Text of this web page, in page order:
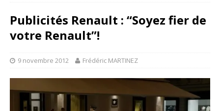
Publicités Renault : “Soyez fier de
votre Renault”!
9 novembre 2012 Frédéric MARTINEZ